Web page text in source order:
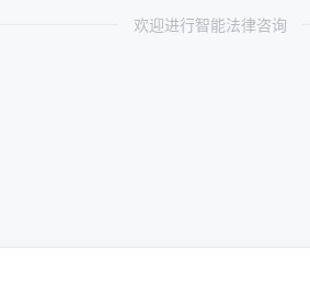
欢迎进行智能法律咨询